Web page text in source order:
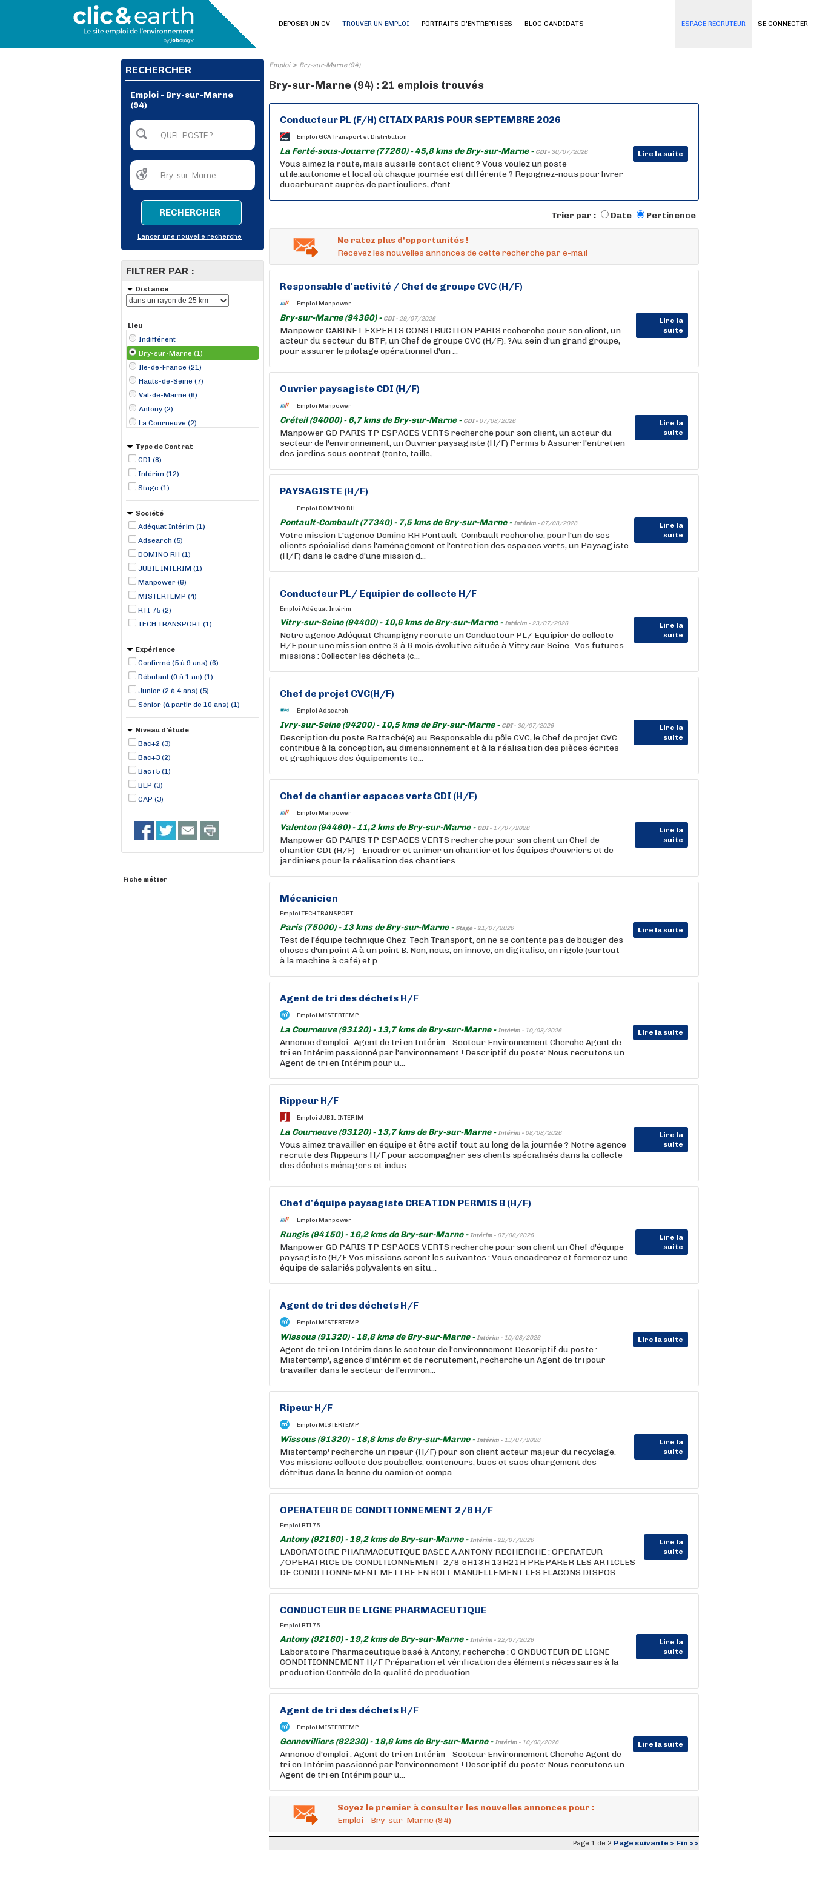
SE CONNECTER
DEPOSER UN CV TROUVER UN EMPLOI PORTRAITS D'ENTREPRISES BLOG CANDIDATS ESPACE RECRUTEUR
RECHERCHER
Emploi - Bry-sur-Marne
(94)
RECHERCHER
Lancer une nouvelle recherche
FILTRER PAR :
Distance
Lieu
Indifférent
Bry-sur-Marne (1)
Île-de-France (21)
Hauts-de-Seine (7)
Val-de-Marne (6)
Antony (2)
La Courneuve (2)
Nanterre (2)
Wissous (2)
Créteil (1)
Gennevilliers (1)
Ivry-sur-Seine (1)
Type de Contrat
CDI (8)
Intérim (12)
Stage (1)
Société
Adéquat Intérim (1)
Adsearch (5)
DOMINO RH (1)
JUBIL INTERIM (1)
Manpower (6)
MISTERTEMP (4)
RTI 75 (2)
TECH TRANSPORT (1)
Expérience
Confirmé (5 à 9 ans) (6)
Débutant (0 à 1 an) (1)
Junior (2 à 4 ans) (5)
Sénior (à partir de 10 ans) (1)
Niveau d'étude
Bac+2 (3)
Bac+3 (2)
Bac+5 (1)
BEP (3)
CAP (3)
Fiche métier
Emploi> Bry-sur-Marne (94)
Bry-sur-Marne (94) : 21 emplois trouvés
Conducteur PL (F/H) CITAIX PARIS POUR SEPTEMBRE 2026
Emploi GCA Transport et Distribution
La Ferté-sous-Jouarre (77260) - 45,8 kms de Bry-sur-Marne - CDI - 30/07/2026 Lire la suite
Vous aimez la route, mais aussi le contact client ? Vous voulez un poste
utile,autonome et local où chaque journée est différente ? Rejoignez-nous pour livrer
ducarburant auprès de particuliers, d'ent...
Trier par : Date Pertinence
Ne ratez plus d'opportunités !
Recevez les nouvelles annonces de cette recherche par e-mail
Responsable d'activité / Chef de groupe CVC (H/F)
Emploi Manpower
Bry-sur-Marne (94360) - CDI - 29/07/2026
Lire la
suite
Manpower CABINET EXPERTS CONSTRUCTION PARIS recherche pour son client, un
acteur du secteur du BTP, un Chef de groupe CVC (H/F). ?Au sein d'un grand groupe,
pour assurer le pilotage opérationnel d'un ...
Ouvrier paysagiste CDI (H/F)
Emploi Manpower
Créteil (94000) - 6,7 kms de Bry-sur-Marne - CDI - 07/08/2026
Lire la
suite
Manpower GD PARIS TP ESPACES VERTS recherche pour son client, un acteur du
secteur de l'environnement, un Ouvrier paysagiste (H/F) Permis b Assurer l'entretien
des jardins sous contrat (tonte, taille,...
PAYSAGISTE (H/F)
Emploi DOMINO RH
Pontault-Combault (77340) - 7,5 kms de Bry-sur-Marne -Intérim - 07/08/2026
Lire la
suite
Votre mission L'agence Domino RH Pontault-Combault recherche, pour l'un de ses
clients spécialisé dans l'aménagement et l'entretien des espaces verts, un Paysagiste
(H/F) dans le cadre d'une mission d...
Conducteur PL/ Equipier de collecte H/F
Emploi Adéquat Intérim
Vitry-sur-Seine (94400) - 10,6 kms de Bry-sur-Marne -Intérim - 23/07/2026
Lire la
suite
Notre agence Adéquat Champigny recrute un Conducteur PL/ Equipier de collecte
H/F pour une mission entre 3 à 6 mois évolutive située à Vitry sur Seine . Vos futures
missions : Collecter les déchets (c...
Chef de projet CVC(H/F)
Emploi Adsearch
Ivry-sur-Seine (94200) - 10,5 kms de Bry-sur-Marne - CDI - 30/07/2026
Lire la
suite
Description du poste Rattaché(e) au Responsable du pôle CVC, le Chef de projet CVC
contribue à la conception, au dimensionnement et à la réalisation des pièces écrites
et graphiques des équipements te...
Chef de chantier espaces verts CDI (H/F)
Emploi Manpower
Valenton (94460) - 11,2 kms de Bry-sur-Marne - CDI - 17/07/2026
Lire la
suite
Manpower GD PARIS TP ESPACES VERTS recherche pour son client un Chef de
chantier CDI (H/F) - Encadrer et animer un chantier et les équipes d'ouvriers et de
jardiniers pour la réalisation des chantiers...
Mécanicien
Emploi TECH TRANSPORT
Paris (75000) - 13 kms de Bry-sur-Marne - Stage - 21/07/2026 Lire la suite
Test de l'équipe technique Chez Tech Transport, on ne se contente pas de bouger des
choses d'un point A à un point B. Non, nous, on innove, on digitalise, on rigole (surtout
à la machine à café) et p...
Agent de tri des déchets H/F
Emploi MISTERTEMP
La Courneuve (93120) - 13,7 kms de Bry-sur-Marne -Intérim - 10/08/2026 Lire la suite
Annonce d'emploi : Agent de tri en Intérim - Secteur Environnement Cherche Agent de
tri en Intérim passionné par l'environnement ! Descriptif du poste: Nous recrutons un
Agent de tri en Intérim pour u...
Rippeur H/F
Emploi JUBIL INTERIM
La Courneuve (93120) - 13,7 kms de Bry-sur-Marne -Intérim - 08/08/2026
Lire la
suite
Vous aimez travailler en équipe et être actif tout au long de la journée ? Notre agence
recrute des Rippeurs H/F pour accompagner ses clients spécialisés dans la collecte
des déchets ménagers et indus...
Chef d'équipe paysagiste CREATION PERMIS B (H/F)
Emploi Manpower
Rungis (94150) - 16,2 kms de Bry-sur-Marne -Intérim - 07/08/2026
Lire la
suite
Manpower GD PARIS TP ESPACES VERTS recherche pour son client un Chef d'équipe
paysagiste (H/F Vos missions seront les suivantes : Vous encadrerez et formerez une
équipe de salariés polyvalents en situ...
Agent de tri des déchets H/F
Emploi MISTERTEMP
Wissous (91320) - 18,8 kms de Bry-sur-Marne -Intérim - 10/08/2026 Lire la suite
Agent de tri en Intérim dans le secteur de l'environnement Descriptif du poste :
Mistertemp', agence d'intérim et de recrutement, recherche un Agent de tri pour
travailler dans le secteur de l'environ...
Ripeur H/F
Emploi MISTERTEMP
Wissous (91320) - 18,8 kms de Bry-sur-Marne -Intérim - 13/07/2026
Lire la
suite
Mistertemp' recherche un ripeur (H/F) pour son client acteur majeur du recyclage.
Vos missions collecte des poubelles, conteneurs, bacs et sacs chargement des
détritus dans la benne du camion et compa...
OPERATEUR DE CONDITIONNEMENT 2/8 H/F
Emploi RTI 75
Antony (92160) - 19,2 kms de Bry-sur-Marne -Intérim - 22/07/2026
Lire la
suite
LABORATOIRE PHARMACEUTIQUE BASEE A ANTONY RECHERCHE : OPERATEUR
/OPERATRICE DE CONDITIONNEMENT 2/8 5H13H 13H21H PREPARER LES ARTICLES
DE CONDITIONNEMENT METTRE EN BOIT MANUELLEMENT LES FLACONS DISPOS...
CONDUCTEUR DE LIGNE PHARMACEUTIQUE
Emploi RTI 75
Antony (92160) - 19,2 kms de Bry-sur-Marne -Intérim - 22/07/2026
Lire la
suite
Laboratoire Pharmaceutique basé à Antony, recherche : C ONDUCTEUR DE LIGNE
CONDITIONNEMENT H/F Préparation et vérification des éléments nécessaires à la
production Contrôle de la qualité de production...
Agent de tri des déchets H/F
Emploi MISTERTEMP
Gennevilliers (92230) - 19,6 kms de Bry-sur-Marne -Intérim - 10/08/2026 Lire la suite
Annonce d'emploi : Agent de tri en Intérim - Secteur Environnement Cherche Agent de
tri en Intérim passionné par l'environnement ! Descriptif du poste: Nous recrutons un
Agent de tri en Intérim pour u...
Soyez le premier à consulter les nouvelles annonces pour :
Emploi - Bry-sur-Marne (94)
Page 1 de 2 Page suivante > Fin >>